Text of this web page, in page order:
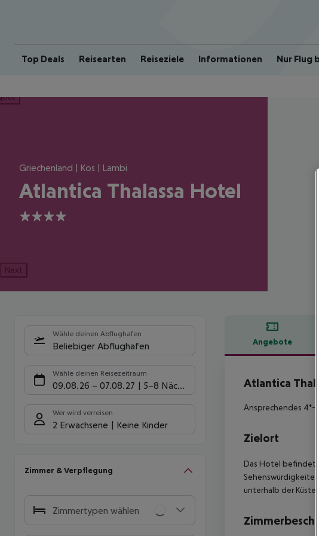
Top Deals Reisearten Reiseziele Informationen Nur Flug
Griechenland | Kos | Lambi
Atlantica Thalassa Hotel
4
Next
Wähle deinen Abflughafen
Beliebiger Abflughafen
Wähle deinen Reisezeitraum
09.08.26 – 07.08.27 5-8 Nächte
Wer wird verreisen
2 Erwachsene Keine Kinder
Zimmer & Verpflegung
Zimmertypen wählen
Angebote
Atlantica
Ansprechendes 4*-
Zielort
Das Hotel befindet
unterhalb der